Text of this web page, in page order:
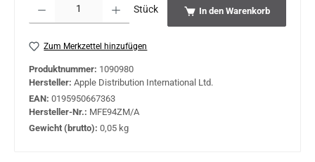
Stück In den Warenkorb
Zum Merkzettel hinzufügen
Produktnummer: 1090980
Hersteller: Apple Distribution International Ltd.
EAN: 0195950667363
Hersteller-Nr.: MFE94ZM/A
Gewicht (brutto): 0,05 kg